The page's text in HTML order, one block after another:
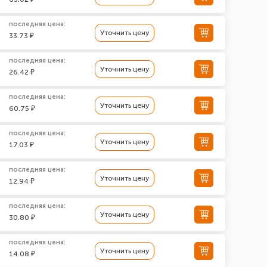
последняя цена:
33.73 ₽ Уточнить цену
последняя цена:
26.42 ₽ Уточнить цену
последняя цена:
60.75 ₽ Уточнить цену
последняя цена:
17.03 ₽ Уточнить цену
последняя цена:
12.94 ₽ Уточнить цену
последняя цена:
30.80 ₽ Уточнить цену
последняя цена:
14.08 ₽ Уточнить цену